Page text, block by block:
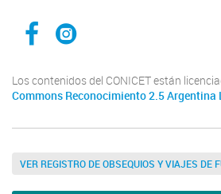
Facebook CCT Salta - JujuyInstagram CONICET Salta Jujuy
Los contenidos del CONICET están
Commons Reconocimiento 2.5 Argentina
VER REGISTRO DE OBSEQUIOS Y VIAJES DE